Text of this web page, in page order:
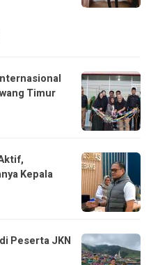
Timur
Kepala
Peserta JKN